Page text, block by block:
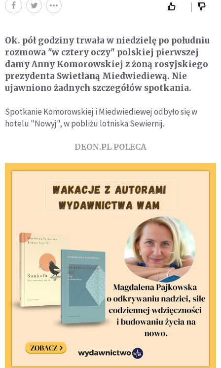
Ok. pół godziny trwała w niedzielę po południu
rozmowa "w cztery oczy" polskiej pierwszej
damy Anny Komorowskiej z żoną rosyjskiego
prezydenta Swietłaną Miedwiediewą. Nie
ujawniono żadnych szczegółów spotkania.
Spotkanie Komorowskiej i Miedwiediewej odbyło się w
hotelu "Nowyj", w pobliżu lotniska Sewiernij.
DEON.PL POLECA